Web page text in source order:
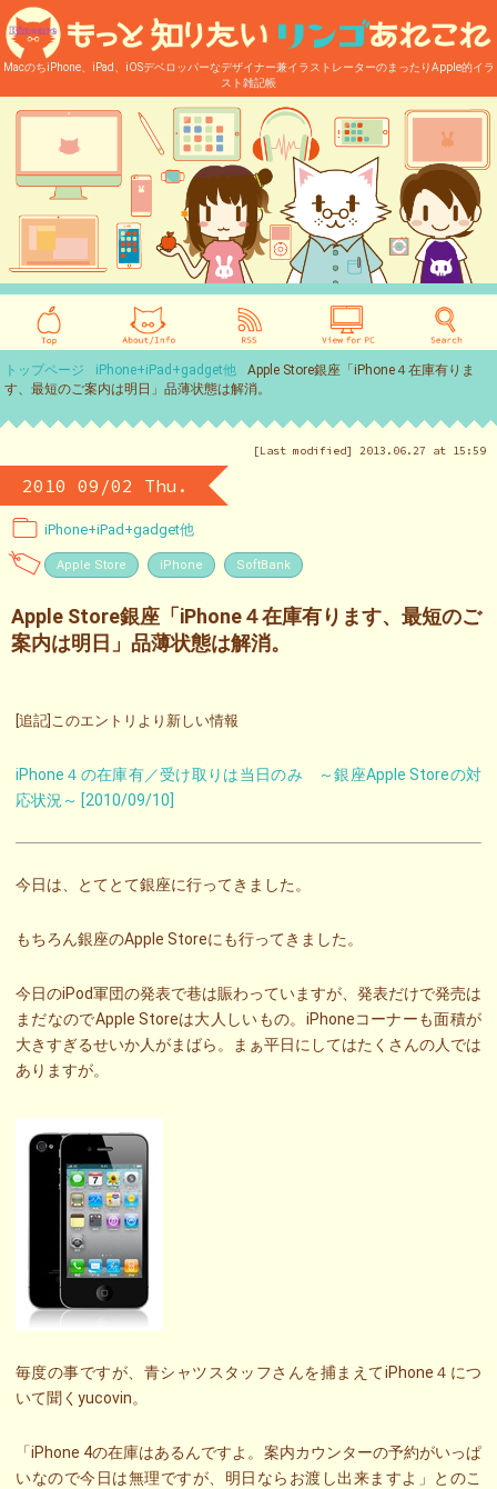
MacのちiPhone、iPad、iOSデベロッパーなデザイナー兼イラストレーターのまったりApple的イラ
スト雑記帳
トップページ iPhone+iPad+gadget他
Apple Store銀座「iPhone４在庫有りま
す、最短のご案内は明日」品薄状態は解消。
[Last modified] 2013.06.27 at 15:59
2010 09/02 Thu.
iPhone+iPad+gadget他
Apple Store iPhone SoftBank
Apple Store銀座「iPhone４在庫有ります、最短のご
案内は明日」品薄状態は解消。
[追記]このエントリより新しい情報
iPhone４の在庫有／受け取りは当日のみ ～銀座Apple Storeの対
応状況～ [2010/09/10]
今日は、とてとて銀座に行ってきました。
もちろん銀座のApple Storeにも行ってきました。
今日のiPod軍団の発表で巷は賑わっていますが、発表だけで発売は
まだなのでApple Storeは大人しいもの。iPhoneコーナーも面積が
大きすぎるせいか人がまばら。まぁ平日にしてはたくさんの人では
ありますが。
毎度の事ですが、青シャツスタッフさんを捕まえてiPhone４につ
いて聞くyucovin。
「iPhone 4の在庫はあるんですよ。案内カウンターの予約がいっぱ
いなので今日は無理ですが、明日ならお渡し出来ますよ」とのこ